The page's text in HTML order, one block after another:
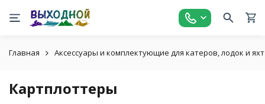
Главная Аксессуары и комплектующие для катеров, лодок и яхт
Картплоттеры